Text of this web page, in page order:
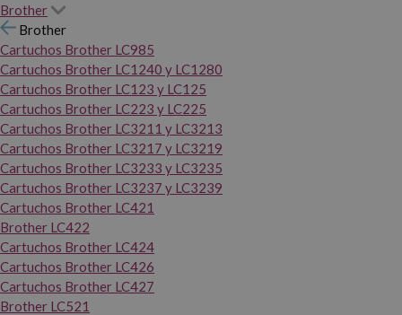
Brother
Brother
Cartuchos Brother LC985
Cartuchos Brother LC1240 y LC1280
Cartuchos Brother LC123 y LC125
Cartuchos Brother LC223 y LC225
Cartuchos Brother LC3211 y LC3213
Cartuchos Brother LC3217 y LC3219
Cartuchos Brother LC3233 y LC3235
Cartuchos Brother LC3237 y LC3239
Cartuchos Brother LC421
Brother LC422
Cartuchos Brother LC424
Cartuchos Brother LC426
Cartuchos Brother LC427
Brother LC521